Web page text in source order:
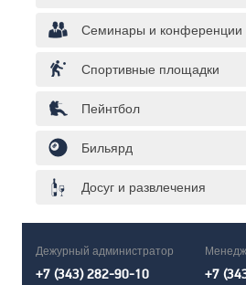
Семинары и конференции
Спортивные площадки
Пейнтбол
Бильярд
Досуг и развлечения
Дежурный администратор
+7 (343) 282-90-10 +7